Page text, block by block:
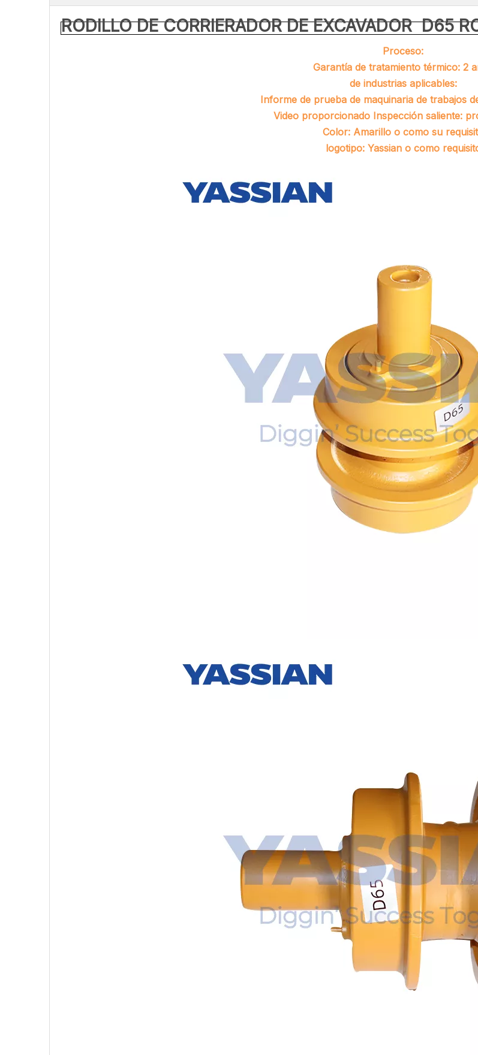
RODILLO DE CORRIERADOR DE EXCAVADOR D65
Proceso:
Garantía de tratamiento térmico: 2
de industrias aplicables:
Informe de prueba de maquinaria de trabajos
Video proporcionado Inspección saliente:
Color: Amarillo o como su
logotipo: Yassian o como